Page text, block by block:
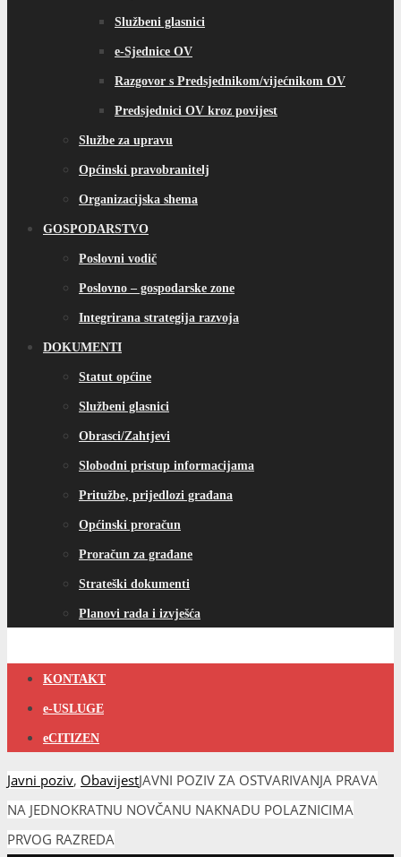
Službeni glasnici
e-Sjednice OV
Razgovor s Predsjednikom/vijećnikom OV
Predsjednici OV kroz povijest
Službe za upravu
Općinski pravobranitelj
Organizacijska shema
GOSPODARSTVO
Poslovni vodič
Poslovno – gospodarske zone
Integrirana strategija razvoja
DOKUMENTI
Statut općine
Službeni glasnici
Obrasci/Zahtjevi
Slobodni pristup informacijama
Pritužbe, prijedlozi građana
Općinski proračun
Proračun za građane
Strateški dokumenti
Planovi rada i izvješća
KONTAKT
e-USLUGE
eCITIZEN
Javni poziv, ObavijestJAVNI POZIV ZA OSTVARIVANJA PRAVA
NA JEDNOKRATNU NOVČANU NAKNADU POLAZNICIMA
PRVOG RAZREDA